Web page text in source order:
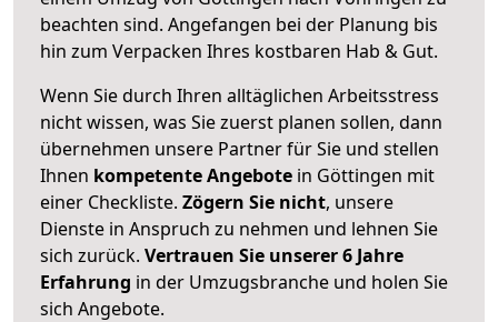
beachten sind. Angefangen bei der Planung bis
hin zum Verpacken Ihres kostbaren Hab & Gut.
Wenn Sie durch Ihren alltäglichen Arbeitsstress
nicht wissen, was Sie zuerst planen sollen, dann
übernehmen unsere Partner für Sie und stellen
Ihnen kompetente Angebote in Göttingen mit
einer Checkliste. Zögern Sie nicht, unsere
Dienste in Anspruch zu nehmen und lehnen Sie
sich zurück. Vertrauen Sie unserer 6 Jahre
Erfahrung in der Umzugsbranche und holen Sie
sich Angebote.